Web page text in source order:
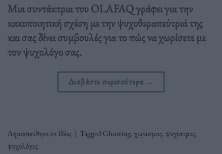
Μια συντάκτρια του OLAFAQ γράφει για την
κακοποιητική σχέση με την ψυχοθεραπεύτριά της
και σας δίνει συμβουλές για το πώς να χωρίσετε με
τον ψυχολόγο σας.
Διαβάστε περισσότερα →
Δημοσιεύθηκε σεΙδέες | TaggedGhosting,χωρισμος,ψυχίατρος,
ψυχολόγος